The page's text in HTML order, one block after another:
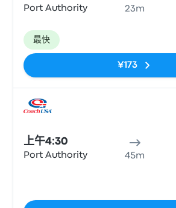
Port Authority 23m
最快
¥173
上午4:30
Port Authority 45m